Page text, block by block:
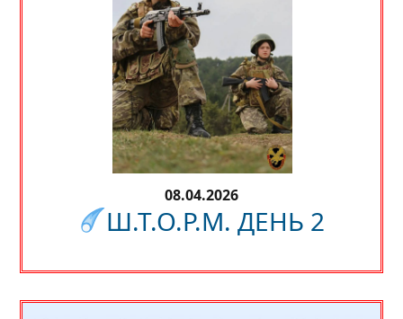
08.04.2026
Ш.Т.О.Р.М. ДЕНЬ 2